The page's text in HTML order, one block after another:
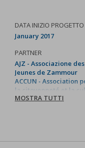
DATA INIZIO PROGETTO
January 2017
PARTNER
AJZ - Associazione des
Jeunes de Zammour
ACCUN - Association
la citoyenneté et la
numérique
Solidarité
MOSTRA TUTTI